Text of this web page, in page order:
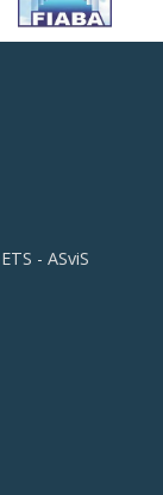
- ASviS